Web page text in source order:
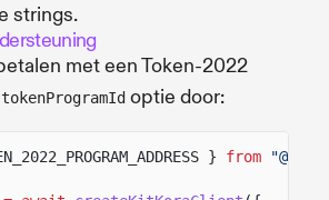
strings.
met een Token-2022
tokenProgramId optie door:
} from